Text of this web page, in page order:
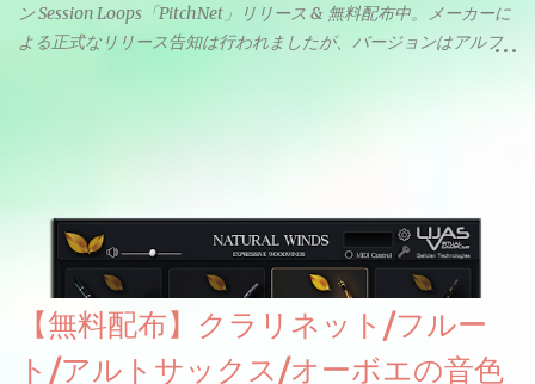
ン Session Loops「PitchNet」リリース & 無料配布中。メーカーに
よる正式なリリース告知は行われましたが、バージョンはアルフ
ソースを元に設計・改良した製品のようです。
【無料配布】クラリネット/フルー
ト/アルトサックス/オーボエの音色